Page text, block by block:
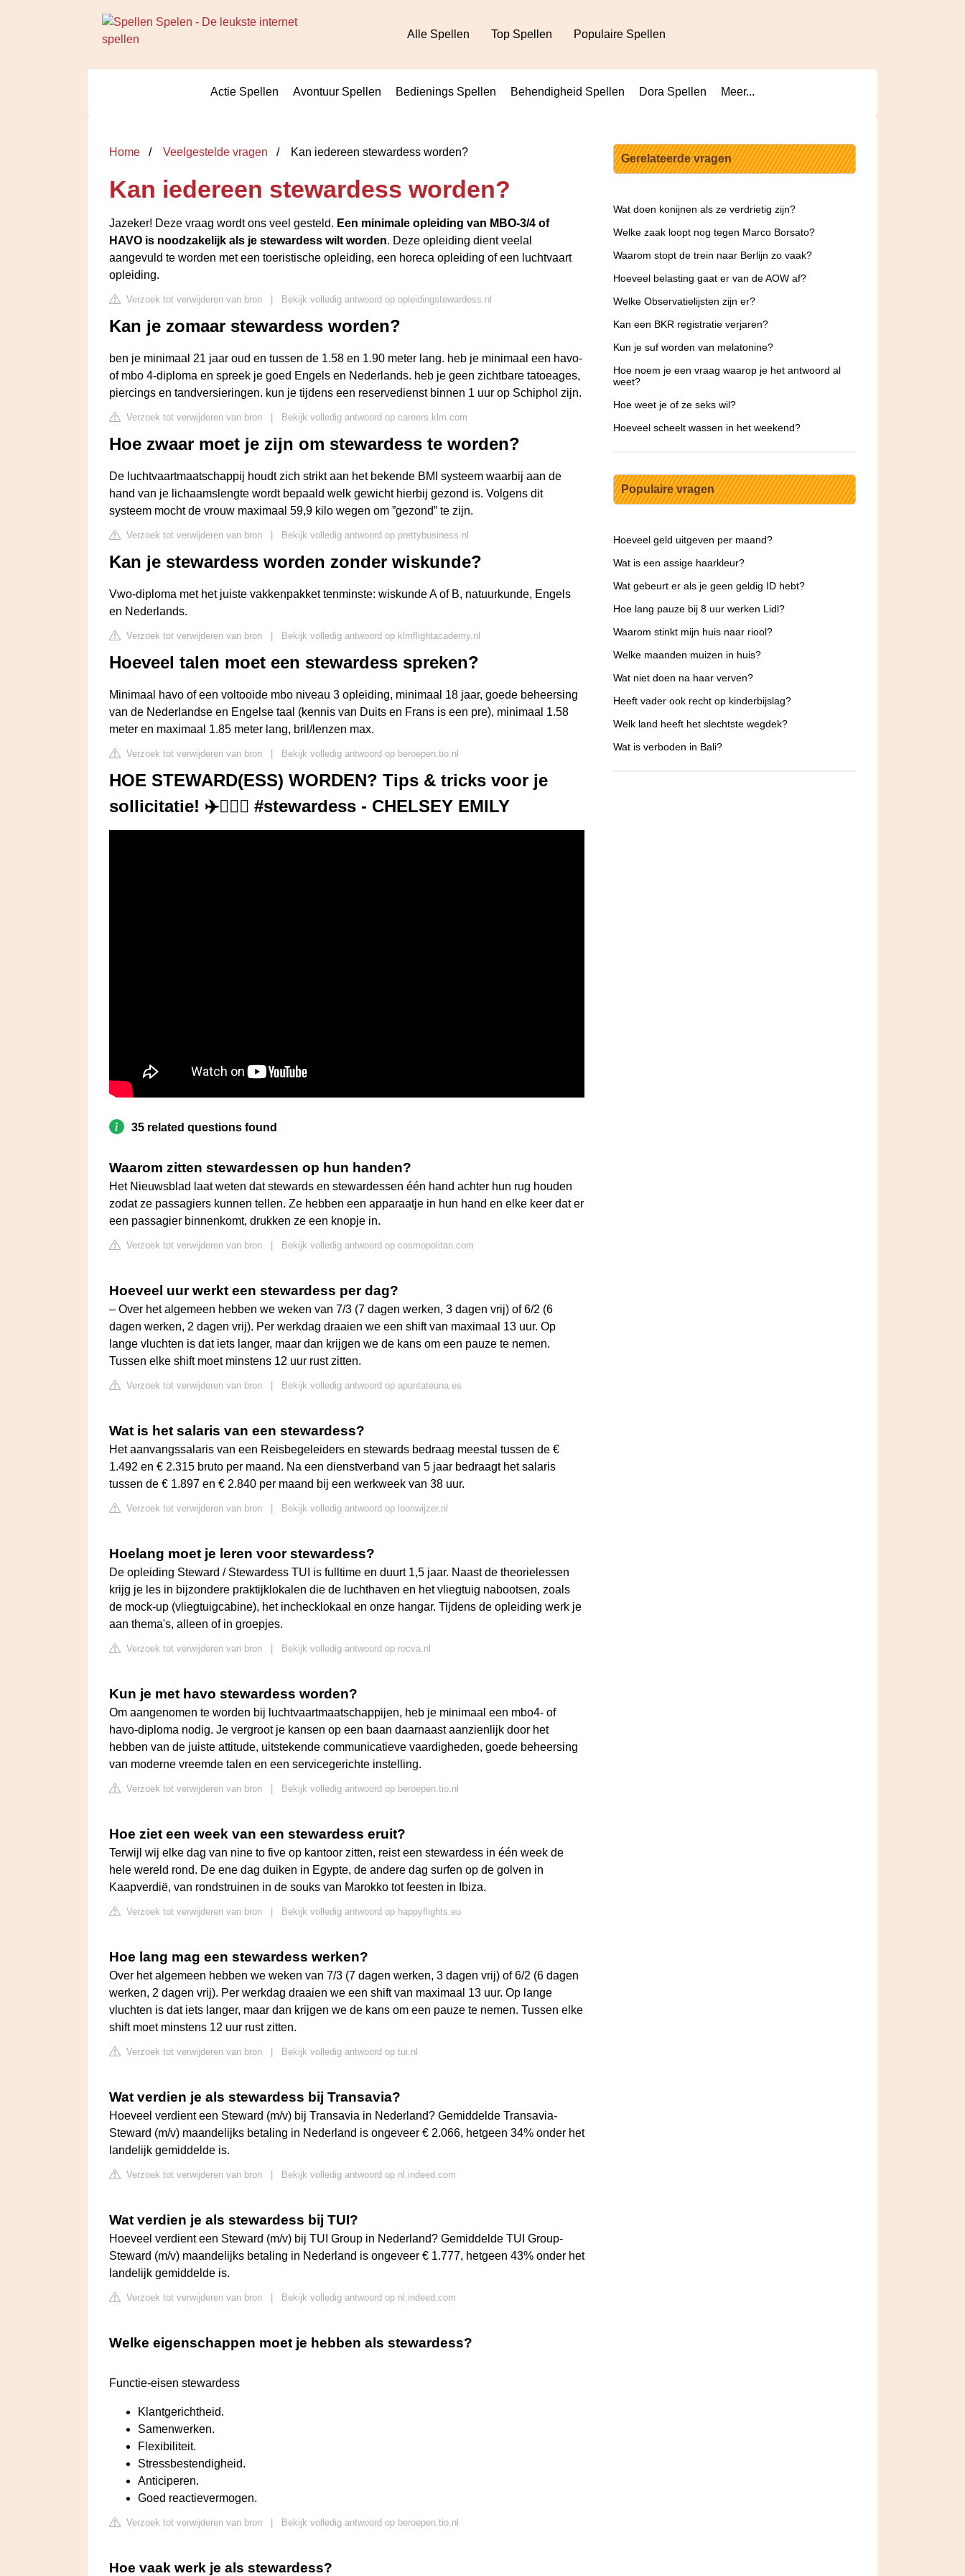
Alle Spellen Top Spellen Populaire Spellen
Actie Spellen Avontuur Spellen Bedienings Spellen Behendigheid Spellen Dora Spellen Meer...
Home Veelgestelde vragen Kan iedereen stewardess worden?
Kan iedereen stewardess worden?
Jazeker! Deze vraag wordt ons veel gesteld. Een minimale opleiding van MBO-3/4 of
HAVO is noodzakelijk als je stewardess wilt worden. Deze opleiding dient veelal
aangevuld te worden met een toeristische opleiding, een horeca opleiding of een luchtvaart
opleiding.
Verzoek tot verwijderen van bron Bekijk volledig antwoord op opleidingstewardess.nl
Kan je zomaar stewardess worden?
ben je minimaal 21 jaar oud en tussen de 1.58 en 1.90 meter lang. heb je minimaal een havo-
of mbo 4-diploma en spreek je goed Engels en Nederlands. heb je geen zichtbare tatoeages,
piercings en tandversieringen. kun je tijdens een reservedienst binnen 1 uur op Schiphol zijn.
Verzoek tot verwijderen van bron Bekijk volledig antwoord op careers.klm.com
Hoe zwaar moet je zijn om stewardess te worden?
De luchtvaartmaatschappij houdt zich strikt aan het bekende BMI systeem waarbij aan de
hand van je lichaamslengte wordt bepaald welk gewicht hierbij gezond is. Volgens dit
systeem mocht de vrouw maximaal 59,9 kilo wegen om ”gezond” te zijn.
Verzoek tot verwijderen van bron Bekijk volledig antwoord op prettybusiness.nl
Kan je stewardess worden zonder wiskunde?
Vwo-diploma met het juiste vakkenpakket tenminste: wiskunde A of B, natuurkunde, Engels
en Nederlands.
Verzoek tot verwijderen van bron Bekijk volledig antwoord op klmflightacademy.nl
Hoeveel talen moet een stewardess spreken?
Minimaal havo of een voltooide mbo niveau 3 opleiding, minimaal 18 jaar, goede beheersing
van de Nederlandse en Engelse taal (kennis van Duits en Frans is een pre), minimaal 1.58
meter en maximaal 1.85 meter lang, bril/lenzen max.
Verzoek tot verwijderen van bron Bekijk volledig antwoord op beroepen.tio.nl
HOE STEWARD(ESS) WORDEN? Tips & tricks voor je
sollicitatie! ✈️👩🏼‍✈️ #stewardess - CHELSEY EMILY
35 related questions found
Waarom zitten stewardessen op hun handen?
Het Nieuwsblad laat weten dat stewards en stewardessen één hand achter hun rug houden
zodat ze passagiers kunnen tellen. Ze hebben een apparaatje in hun hand en elke keer dat er
een passagier binnenkomt, drukken ze een knopje in.
Verzoek tot verwijderen van bron Bekijk volledig antwoord op cosmopolitan.com
Hoeveel uur werkt een stewardess per dag?
– Over het algemeen hebben we weken van 7/3 (7 dagen werken, 3 dagen vrij) of 6/2 (6
dagen werken, 2 dagen vrij). Per werkdag draaien we een shift van maximaal 13 uur. Op
lange vluchten is dat iets langer, maar dan krijgen we de kans om een pauze te nemen.
Tussen elke shift moet minstens 12 uur rust zitten.
Verzoek tot verwijderen van bron Bekijk volledig antwoord op apuntateuna.es
Wat is het salaris van een stewardess?
Het aanvangssalaris van een Reisbegeleiders en stewards bedraag meestal tussen de €
1.492 en € 2.315 bruto per maand. Na een dienstverband van 5 jaar bedraagt het salaris
tussen de € 1.897 en € 2.840 per maand bij een werkweek van 38 uur.
Verzoek tot verwijderen van bron Bekijk volledig antwoord op loonwijzer.nl
Hoelang moet je leren voor stewardess?
De opleiding Steward / Stewardess TUI is fulltime en duurt 1,5 jaar. Naast de theorielessen
krijg je les in bijzondere praktijklokalen die de luchthaven en het vliegtuig nabootsen, zoals
de mock-up (vliegtuigcabine), het inchecklokaal en onze hangar. Tijdens de opleiding werk je
aan thema's, alleen of in groepjes.
Verzoek tot verwijderen van bron Bekijk volledig antwoord op rocva.nl
Kun je met havo stewardess worden?
Om aangenomen te worden bij luchtvaartmaatschappijen, heb je minimaal een mbo4- of
havo-diploma nodig. Je vergroot je kansen op een baan daarnaast aanzienlijk door het
hebben van de juiste attitude, uitstekende communicatieve vaardigheden, goede beheersing
van moderne vreemde talen en een servicegerichte instelling.
Verzoek tot verwijderen van bron Bekijk volledig antwoord op beroepen.tio.nl
Hoe ziet een week van een stewardess eruit?
Terwijl wij elke dag van nine to five op kantoor zitten, reist een stewardess in één week de
hele wereld rond. De ene dag duiken in Egypte, de andere dag surfen op de golven in
Kaapverdië, van rondstruinen in de souks van Marokko tot feesten in Ibiza.
Verzoek tot verwijderen van bron Bekijk volledig antwoord op happyflights.eu
Hoe lang mag een stewardess werken?
Over het algemeen hebben we weken van 7/3 (7 dagen werken, 3 dagen vrij) of 6/2 (6 dagen
werken, 2 dagen vrij). Per werkdag draaien we een shift van maximaal 13 uur. Op lange
vluchten is dat iets langer, maar dan krijgen we de kans om een pauze te nemen. Tussen elke
shift moet minstens 12 uur rust zitten.
Verzoek tot verwijderen van bron Bekijk volledig antwoord op tui.nl
Wat verdien je als stewardess bij Transavia?
Hoeveel verdient een Steward (m/v) bij Transavia in Nederland? Gemiddelde Transavia-
Steward (m/v) maandelijks betaling in Nederland is ongeveer € 2.066, hetgeen 34% onder het
landelijk gemiddelde is.
Verzoek tot verwijderen van bron Bekijk volledig antwoord op nl.indeed.com
Wat verdien je als stewardess bij TUI?
Hoeveel verdient een Steward (m/v) bij TUI Group in Nederland? Gemiddelde TUI Group-
Steward (m/v) maandelijks betaling in Nederland is ongeveer € 1.777, hetgeen 43% onder het
landelijk gemiddelde is.
Verzoek tot verwijderen van bron Bekijk volledig antwoord op nl.indeed.com
Welke eigenschappen moet je hebben als stewardess?
Functie-eisen stewardess
Klantgerichtheid.
Samenwerken.
Flexibiliteit.
Stressbestendigheid.
Anticiperen.
Goed reactievermogen.
Verzoek tot verwijderen van bron Bekijk volledig antwoord op beroepen.tio.nl
Hoe vaak werk je als stewardess?
Gerelateerde vragen
Wat doen konijnen als ze verdrietig zijn?
Welke zaak loopt nog tegen Marco Borsato?
Waarom stopt de trein naar Berlijn zo vaak?
Hoeveel belasting gaat er van de AOW af?
Welke Observatielijsten zijn er?
Kan een BKR registratie verjaren?
Kun je suf worden van melatonine?
Hoe noem je een vraag waarop je het antwoord al
weet?
Hoe weet je of ze seks wil?
Hoeveel scheelt wassen in het weekend?
Populaire vragen
Hoeveel geld uitgeven per maand?
Wat is een assige haarkleur?
Wat gebeurt er als je geen geldig ID hebt?
Hoe lang pauze bij 8 uur werken Lidl?
Waarom stinkt mijn huis naar riool?
Welke maanden muizen in huis?
Wat niet doen na haar verven?
Heeft vader ook recht op kinderbijslag?
Welk land heeft het slechtste wegdek?
Wat is verboden in Bali?